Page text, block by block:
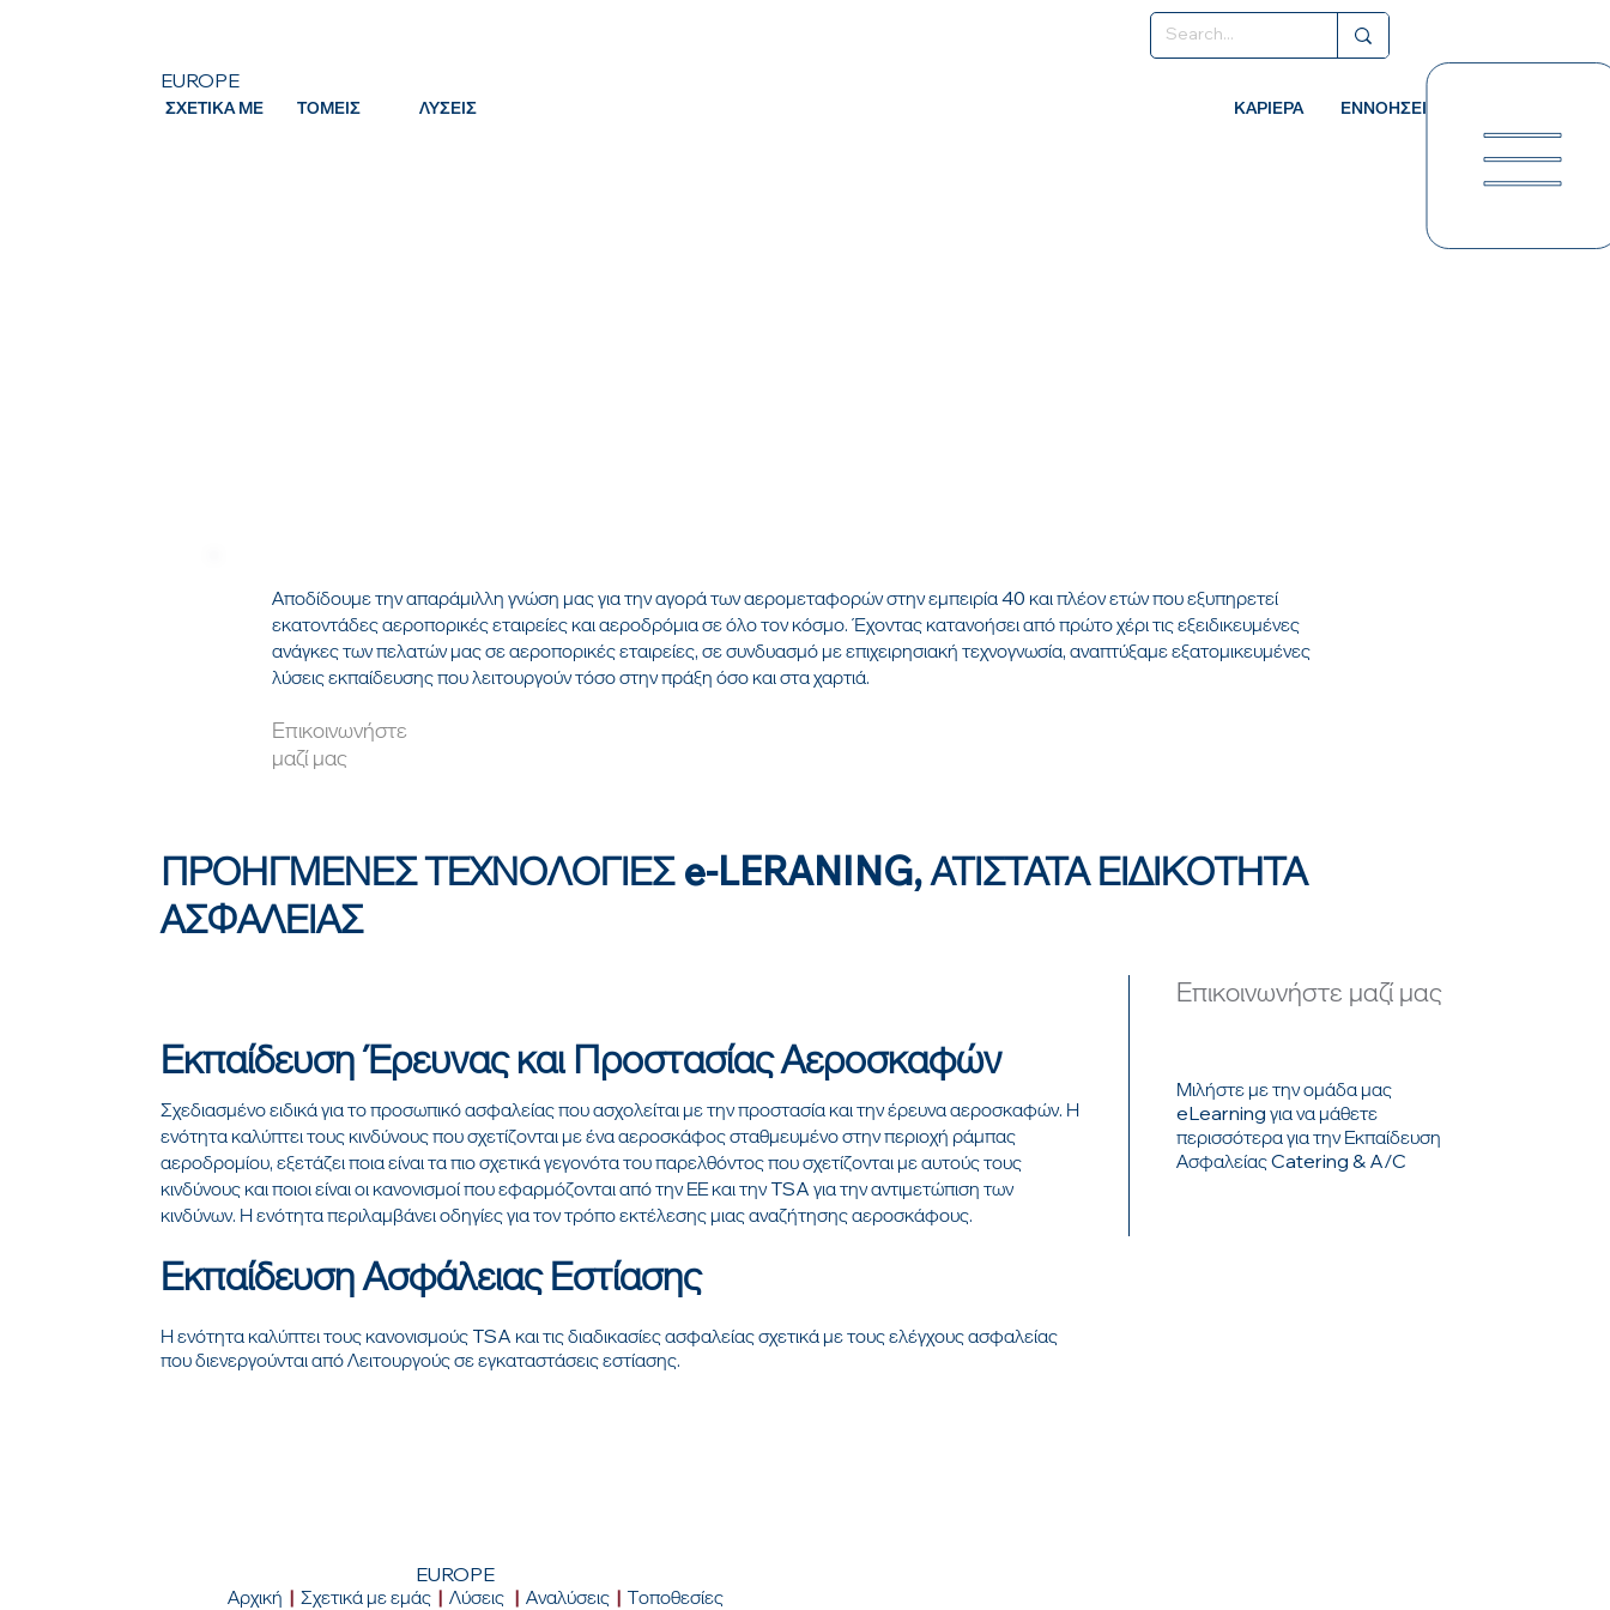
ΣΧΕΤΙΚΑ ΜΕ ΤΟΜΕΙΣ ΛΥΣΕΙΣ ΚΑΡΙΕΡΑ ΕΝΝΟΗΣΕΙΣ
EUROPE
Αποδίδουμε την απαράμιλλη γνώση μας για την αγορά των αερομεταφορών στην εμπειρία 40 και πλέον ετών που εξυπηρετεί
εκατοντάδες αεροπορικές εταιρείες και αεροδρόμια σε όλο τον κόσμο. Έχοντας κατανοήσει από πρώτο χέρι τις εξειδικευμένες
ανάγκες των πελατών μας σε αεροπορικές εταιρείες, σε συνδυασμό με επιχειρησιακή τεχνογνωσία, αναπτύξαμε εξατομικευμένες
λύσεις εκπαίδευσης που λειτουργούν τόσο στην πράξη όσο και στα χαρτιά.
Επικοινωνήστε
μαζί μας
ΠΡΟΗΓΜΕΝΕΣ ΤΕΧΝΟΛΟΓΙΕΣ e-LERANING, ΑΤΙΣΤΑΤΑ ΕΙΔΙΚΟΤΗΤΑ
ΑΣΦΑΛΕΙΑΣ
Εκπαίδευση Ασφάλειας Εστίασης
Η ενότητα καλύπτει τους κανονισμούς TSA και τις διαδικασίες ασφαλείας σχετικά με τους ελέγχους ασφαλείας
που διενεργούνται από Λειτουργούς σε εγκαταστάσεις εστίασης.
Εκπαίδευση Έρευνας και Προστασίας Αεροσκαφών
Σχεδιασμένο ειδικά για το προσωπικό ασφαλείας που ασχολείται με την προστασία και την έρευνα αεροσκαφών. Η
ενότητα καλύπτει τους κινδύνους που σχετίζονται με ένα αεροσκάφος σταθμευμένο στην περιοχή ράμπας
αεροδρομίου, εξετάζει ποια είναι τα πιο σχετικά γεγονότα του παρελθόντος που σχετίζονται με αυτούς τους
κινδύνους και ποιοι είναι οι κανονισμοί που εφαρμόζονται από την ΕΕ και την TSA για την αντιμετώπιση των
κινδύνων. Η ενότητα περιλαμβάνει οδηγίες για τον τρόπο εκτέλεσης μιας αναζήτησης αεροσκάφους.
Επικοινωνήστε μαζί μας
Μιλήστε με την ομάδα μας
eLearning για να μάθετε
περισσότερα για την Εκπαίδευση
Ασφαλείας Catering & A/C
EUROPE
Αρχική |Σχετικά με εμάς |Λύσεις |Αναλύσεις |Τοποθεσίες